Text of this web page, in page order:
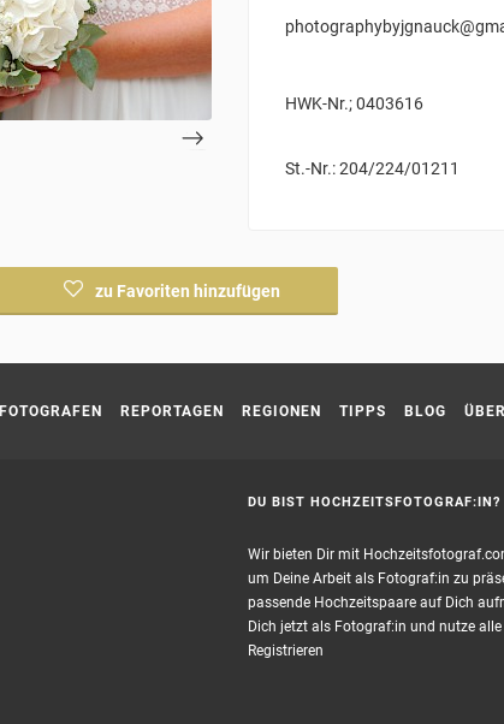
HWK-Nr.;
St.-Nr.: 204/224/01211
zu Favoriten hinzufügen
FOTOGRAFEN REPORTAGEN REGIONEN TIPPS BLOG
DU BIST HOCHZEITSFOTOGRAF:IN?
Wir bieten Dir mit
um Deine Arbeit als Fotograf:in zu
passende Hochzeitspaare auf Dich
Dich jetzt als Fotograf:in und nutze
Registrieren